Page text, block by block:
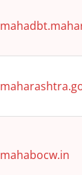
mahabocw.in